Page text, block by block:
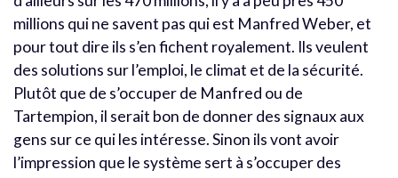
millions qui ne savent pas qui est Manfred Weber, et
pour tout dire ils s’en fichent royalement. Ils veulent
des solutions sur l’emploi, le climat et de la sécurité.
Plutôt que de s’occuper de Manfred ou de
Tartempion, il serait bon de donner des signaux aux
gens sur ce qui les intéresse. Sinon ils vont avoir
l’impression que le système sert à s’occuper des